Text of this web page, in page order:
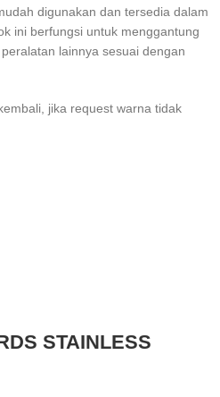
digunakan dan tersedia dalam
ini berfungsi untuk menggantung
lainnya sesuai dengan
jika request warna tidak
STAINLESS